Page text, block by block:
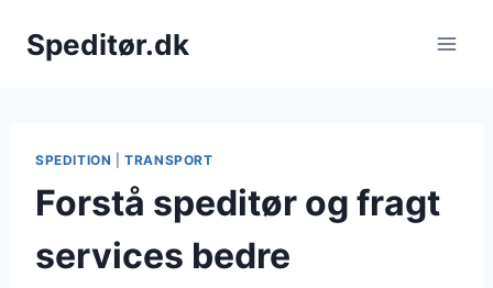
Speditør.dk
SPEDITION |TRANSPORT
Forstå speditør og fragt
services bedre